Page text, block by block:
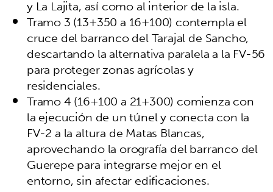
y La Lajita, así como al interior de la isla.
Tramo 3 (13+350 a 16+100) contempla el
cruce del barranco del Tarajal de Sancho,
descartando la alternativa paralela a la FV-56
para proteger zonas agrícolas y
residenciales.
Tramo 4 (16+100 a 21+300) comienza con
la ejecución de un túnel y conecta con la
FV-2 a la altura de Matas Blancas,
aprovechando la orografía del barranco del
Guerepe para integrarse mejor en el
entorno, sin afectar edificaciones.